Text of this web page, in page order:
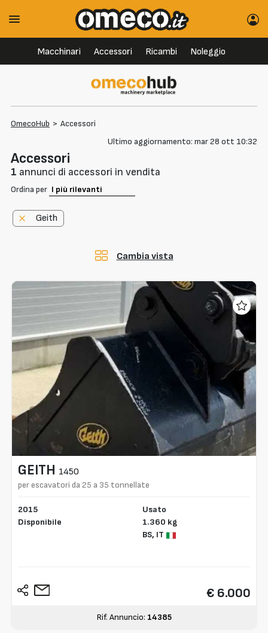
Macchinari Accessori Ricambi Noleggio
OmecoHub > Accessori
Ultimo aggiornamento: mar 28 ott 10:32
Accessori
1 annunci di accessori in vendita
Ordina per
Geith
Cambia vista
GEITH 1450
per escavatori da 25 a 35 tonnellate
2015
Disponibile
Usato
1.360 kg
BS, IT
€ 6.000
Rif. Annuncio: 14385